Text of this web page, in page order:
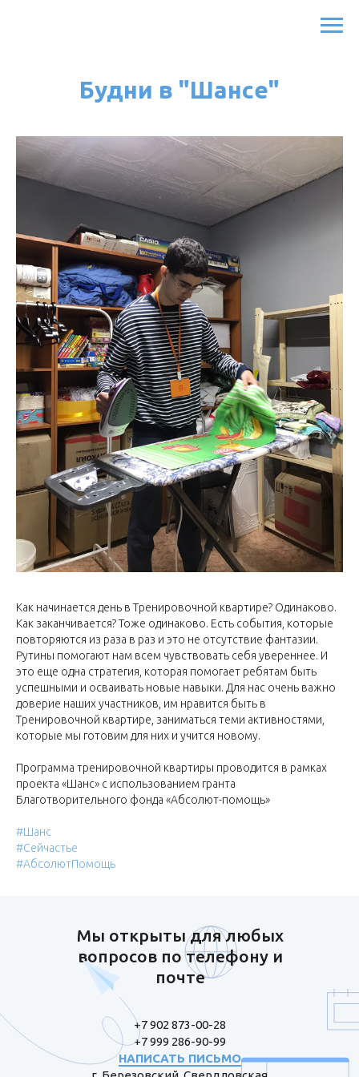
Будни в "Шансе"
Как начинается день в Тренировочной квартире? Одинаково.
Как заканчивается? Тоже одинаково. Есть события, которые
повторяются из раза в раз и это не отсутствие фантазии.
Рутины помогают нам всем чувствовать себя увереннее. И
это еще одна стратегия, которая помогает ребятам быть
успешными и осваивать новые навыки. Для нас очень важно
доверие наших участников, им нравится быть в
Тренировочной квартире, заниматься теми активностями,
которые мы готовим для них и учится новому.
Программа тренировочной квартиры проводится в рамках
проекта «Шанс» с использованием гранта
Благотворительного фонда «Абсолют-помощь»
#Шанс
#Сейчастье
#АбсолютПомощь
Мы открыты для любых
вопросов по телефону и
почте
+7 902 873-00-28
+7 999 286-90-99
НАПИСАТЬ ПИСЬМО